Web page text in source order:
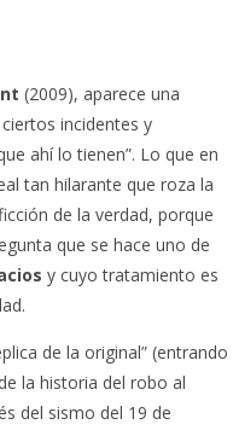
(2009), aparece una
incidentes y
ahí lo tienen”. Lo que en
tan hilarante que roza la
de la verdad, porque
que se hace uno de
y cuyo tratamiento es
de la original” (entrando
la historia del robo al
del sismo del 19 de